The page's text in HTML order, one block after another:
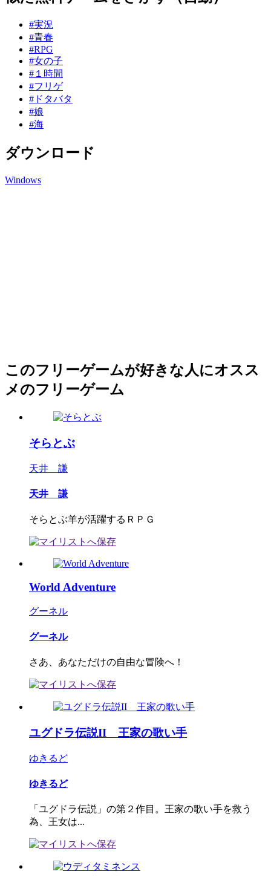
#実況
#青春
#RPG
#女の子
#１時間
#フリゲ
#ドタバタ
#娘
#海
ダウンロード
Windows
このフリーゲームが好きな人にオスス
メのフリーゲーム
そらとぶ
天井 謙
天井 謙
そらとぶ羊が活躍するＲＰＧ
World Adventure
グーネル
グーネル
さあ、あなただけの自由な冒険へ！
ユグドラ伝説II 王家の歌い手
ゆきるど
ゆきるど
「ユグドラ伝説」の第２作目。王家の歌い手を救う
為、王女は...